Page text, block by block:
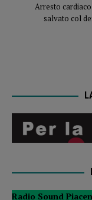
Arresto
salvato col
Radio Sound